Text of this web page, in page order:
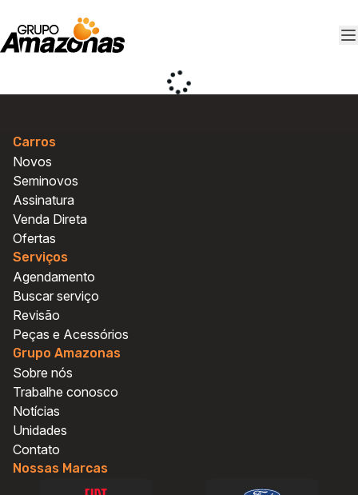
Vendas Fiat
Vendas Ford
Vendas Geely
Vendas Citroën
Vendas Peugeot
Vendas Fiat
Vendas Ford
Vendas Geely
Vendas Citroën
Vendas Peugeot
Carros
Novos
Seminovos
Assinatura
Venda Direta
Ofertas
Serviços
Agendamento
Buscar serviço
Revisão
Peças e Acessórios
Grupo Amazonas
Sobre nós
Trabalhe conosco
Notícias
Unidades
Contato
Nossas Marcas